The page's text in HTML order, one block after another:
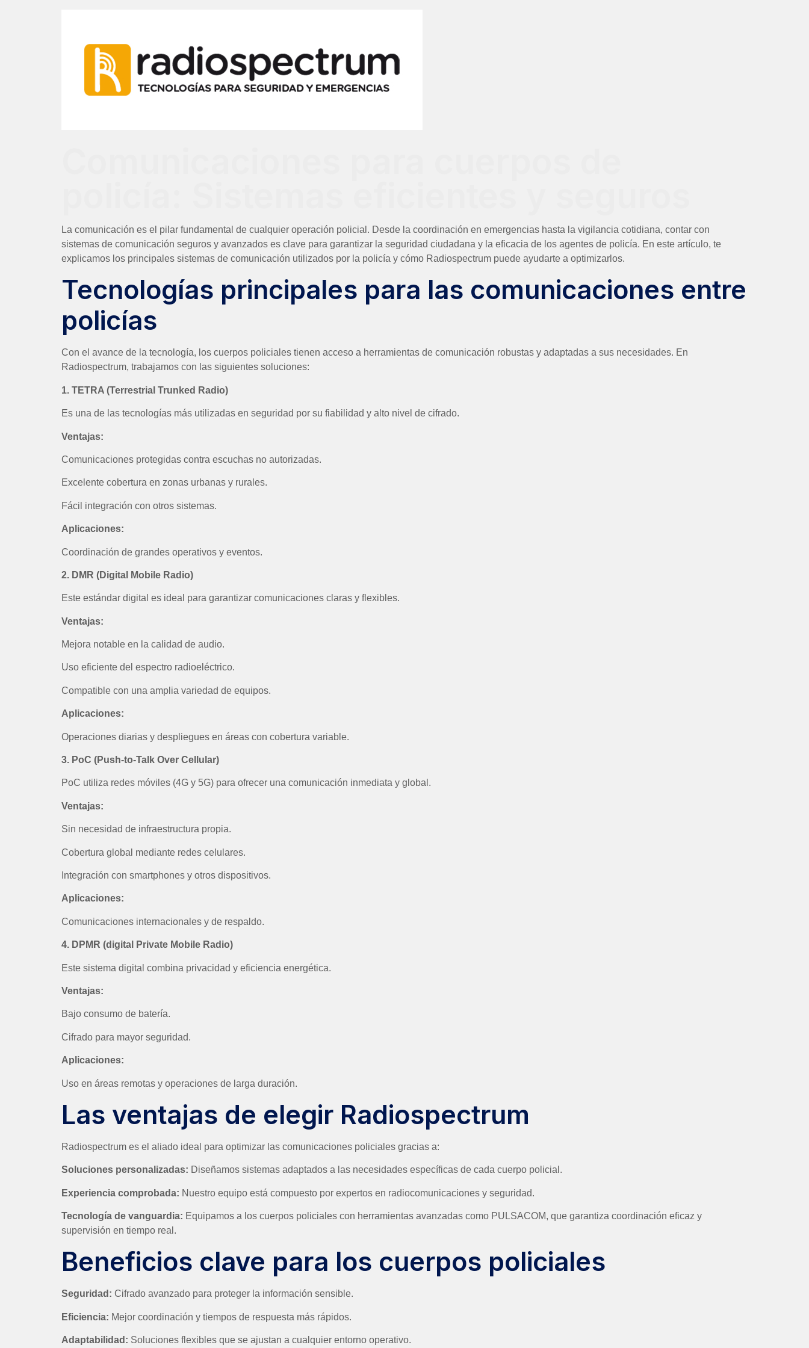
La comunicación es el pilar fundamental de cualquier operación policial. Desde la coordinación en emergencias hasta la vigilancia cotidiana, contar con
sistemas de comunicación seguros y avanzados es clave para garantizar la seguridad ciudadana y la eficacia de los agentes de policía. En este artículo, te
explicamos los principales sistemas de comunicación utilizados por la policía y cómo Radiospectrum puede ayudarte a optimizarlos.
Tecnologías principales para las comunicaciones entre
policías
Con el avance de la tecnología, los cuerpos policiales tienen acceso a herramientas de comunicación robustas y adaptadas a sus necesidades. En
Radiospectrum, trabajamos con las siguientes soluciones:
1. TETRA (Terrestrial Trunked Radio)
Es una de las tecnologías más utilizadas en seguridad por su fiabilidad y alto nivel de cifrado.
Ventajas:
Comunicaciones protegidas contra escuchas no autorizadas.
Excelente cobertura en zonas urbanas y rurales.
Fácil integración con otros sistemas.
Aplicaciones:
Coordinación de grandes operativos y eventos.
2. DMR (Digital Mobile Radio)
Este estándar digital es ideal para garantizar comunicaciones claras y flexibles.
Ventajas:
Mejora notable en la calidad de audio.
Uso eficiente del espectro radioeléctrico.
Compatible con una amplia variedad de equipos.
Aplicaciones:
Operaciones diarias y despliegues en áreas con cobertura variable.
3. PoC (Push-to-Talk Over Cellular)
PoC utiliza redes móviles (4G y 5G) para ofrecer una comunicación inmediata y global.
Ventajas:
Sin necesidad de infraestructura propia.
Cobertura global mediante redes celulares.
Integración con smartphones y otros dispositivos.
Aplicaciones:
Comunicaciones internacionales y de respaldo.
4. DPMR (digital Private Mobile Radio)
Este sistema digital combina privacidad y eficiencia energética.
Ventajas:
Bajo consumo de batería.
Cifrado para mayor seguridad.
Aplicaciones:
Uso en áreas remotas y operaciones de larga duración.
Las ventajas de elegir Radiospectrum
Radiospectrum es el aliado ideal para optimizar las comunicaciones policiales gracias a:
Soluciones personalizadas: Diseñamos sistemas adaptados a las necesidades específicas de cada cuerpo policial.
Experiencia comprobada: Nuestro equipo está compuesto por expertos en radiocomunicaciones y seguridad.
Tecnología de vanguardia: Equipamos a los cuerpos policiales con herramientas avanzadas como PULSACOM, que garantiza coordinación eficaz y
supervisión en tiempo real.
Beneficios clave para los cuerpos policiales
Seguridad: Cifrado avanzado para proteger la información sensible.
Eficiencia: Mejor coordinación y tiempos de respuesta más rápidos.
Adaptabilidad: Soluciones flexibles que se ajustan a cualquier entorno operativo.